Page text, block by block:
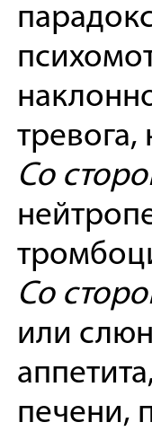
Со
Со
или
печени,